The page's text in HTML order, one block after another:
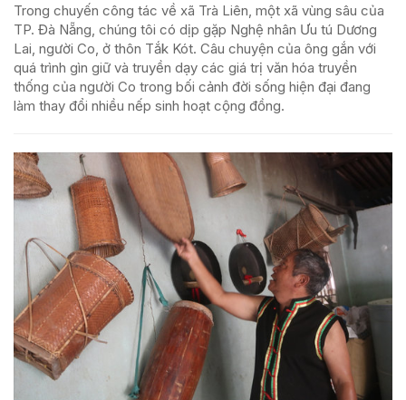
Trong chuyến công tác về xã Trà Liên, một xã vùng sâu của
TP. Đà Nẵng, chúng tôi có dịp gặp Nghệ nhân Ưu tú Dương
Lai, người Co, ở thôn Tắk Kót. Câu chuyện của ông gắn với
quá trình gìn giữ và truyền dạy các giá trị văn hóa truyền
thống của người Co trong bối cảnh đời sống hiện đại đang
làm thay đổi nhiều nếp sinh hoạt cộng đồng.